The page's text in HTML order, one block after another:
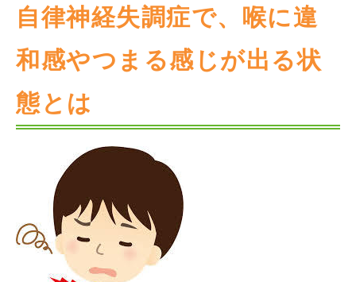
自律神経失調症で、喉に違
和感やつまる感じが出る状
態とは